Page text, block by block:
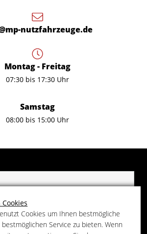
nutzfahrzeuge.de
Montag - Freitag
07:30 bis 17:30 Uhr
Samstag
08:00 bis 15:00 Uhr
Cookies um Ihnen bestmögliche
Service zu bieten. Wenn